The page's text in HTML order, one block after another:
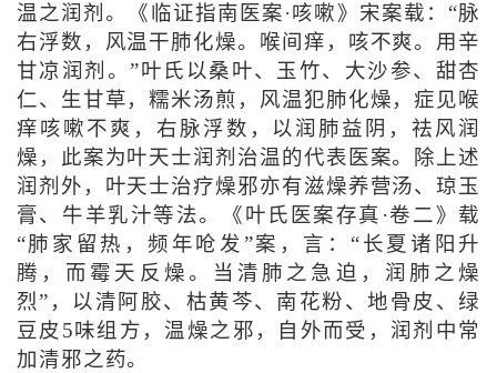
温之润剂。《临证指南医案·咳嗽》宋案载：“脉
右浮数，风温干肺化燥。喉间痒，咳不爽。用辛
甘凉润剂。”叶氏以桑叶、玉竹、大沙参、甜杏
仁、生甘草，糯米汤煎，风温犯肺化燥，症见喉
痒咳嗽不爽，右脉浮数，以润肺益阴，祛风润
燥，此案为叶天士润剂治温的代表医案。除上述
润剂外，叶天士治疗燥邪亦有滋燥养营汤、琼玉
膏、牛羊乳汁等法。《叶氏医案存真·卷二》载
“肺家留热，频年呛发”案，言：“长夏诸阳升
腾，而霉天反燥。当清肺之急迫，润肺之燥
烈”，以清阿胶、枯黄芩、南花粉、地骨皮、绿
豆皮5味组方，温燥之邪，自外而受，润剂中常
加清邪之药。